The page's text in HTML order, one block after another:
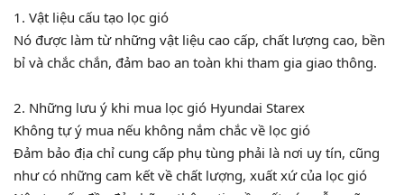
1. Vật liệu cấu tạo lọc gió
Nó được làm từ những vật liệu cao cấp, chất lượng cao, bền
bỉ và chắc chắn, đảm bao an toàn khi tham gia giao thông.
2. Những lưu ý khi mua lọc gió Hyundai Starex
Không tự ý mua nếu không nắm chắc về lọc gió
Đảm bảo địa chỉ cung cấp phụ tùng phải là nơi uy tín, cũng
như có những cam kết về chất lượng, xuất xứ của lọc gió